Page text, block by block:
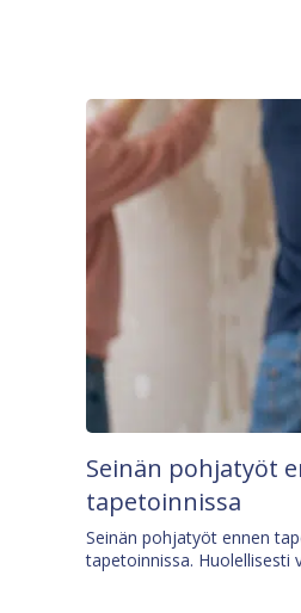
Seinän pohjatyöt
tapetoinnissa
Seinän pohjatyöt ennen
tapetoinnissa.